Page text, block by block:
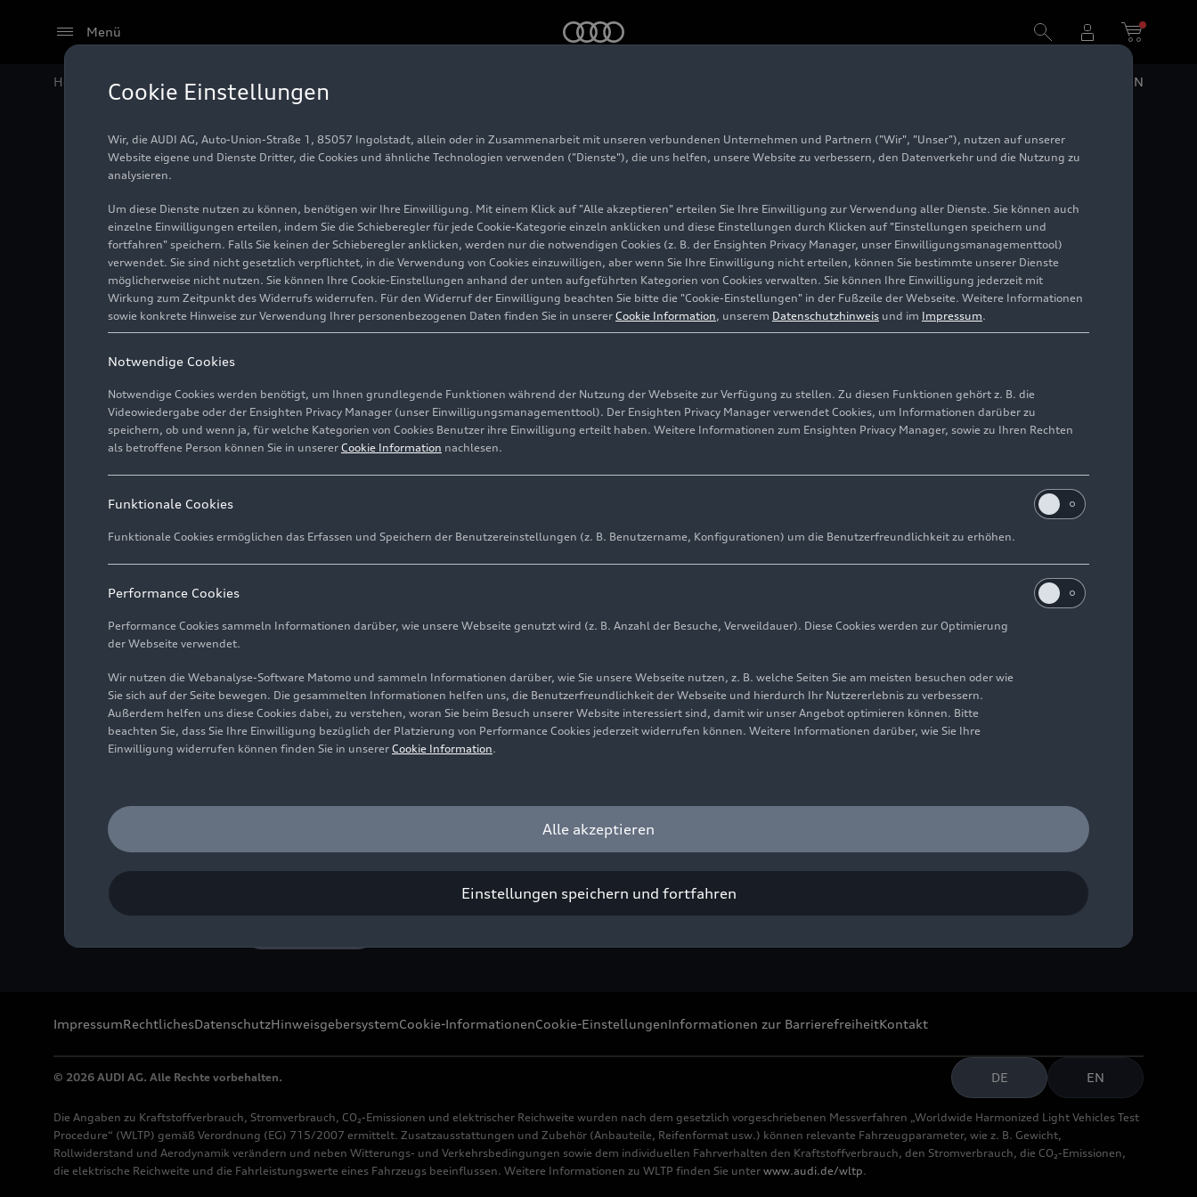
Menü
Home Audi Media Center Fotos EN
Audi S3 Sportback
Foto 23.05.2024
ImpressumRechtlichesDatenschutzHinweisgebersystemCookie-InformationenCookie-EinstellungenInformationen zur BarrierefreiheitKontakt
© 2026 AUDI AG. Alle Rechte vorbehalten. DE EN
Die Angaben zu Kraftstoffverbrauch, Stromverbrauch, CO₂-Emissionen und elektrischer Reichweite wurden nach dem gesetzlich vorgeschriebenen Messverfahren „Worldwide Harmonized Light Vehicles Test
Procedure“ (WLTP) gemäß Verordnung (EG) 715/2007 ermittelt. Zusatzausstattungen und Zubehör (Anbauteile, Reifenformat usw.) können relevante Fahrzeugparameter, wie z. B. Gewicht,
Rollwiderstand und Aerodynamik verändern und neben Witterungs- und Verkehrsbedingungen sowie dem individuellen Fahrverhalten den Kraftstoffverbrauch, den Stromverbrauch, die CO₂-Emissionen,
die elektrische Reichweite und die Fahrleistungswerte eines Fahrzeugs beeinflussen. Weitere Informationen zu WLTP finden Sie unter www.audi.de/wltp.
Cookie Einstellungen
Wir, die AUDI AG, Auto-Union-Straße 1, 85057 Ingolstadt, allein oder in Zusammenarbeit mit unseren verbundenen Unternehmen und Partnern ("Wir", "Unser"), nutzen auf unserer
Website eigene und Dienste Dritter, die Cookies und ähnliche Technologien verwenden ("Dienste"), die uns helfen, unsere Website zu verbessern, den Datenverkehr und die Nutzung zu
analysieren.
Um diese Dienste nutzen zu können, benötigen wir Ihre Einwilligung. Mit einem Klick auf "Alle akzeptieren" erteilen Sie Ihre Einwilligung zur Verwendung aller Dienste. Sie können auch
einzelne Einwilligungen erteilen, indem Sie die Schieberegler für jede Cookie-Kategorie einzeln anklicken und diese Einstellungen durch Klicken auf "Einstellungen speichern und
fortfahren" speichern. Falls Sie keinen der Schieberegler anklicken, werden nur die notwendigen Cookies (z. B. der Ensighten Privacy Manager, unser Einwilligungsmanagementtool)
verwendet. Sie sind nicht gesetzlich verpflichtet, in die Verwendung von Cookies einzuwilligen, aber wenn Sie Ihre Einwilligung nicht erteilen, können Sie bestimmte unserer Dienste
möglicherweise nicht nutzen. Sie können Ihre Cookie-Einstellungen anhand der unten aufgeführten Kategorien von Cookies verwalten. Sie können Ihre Einwilligung jederzeit mit
Wirkung zum Zeitpunkt des Widerrufs widerrufen. Für den Widerruf der Einwilligung beachten Sie bitte die "Cookie-Einstellungen" in der Fußzeile der Webseite. Weitere Informationen
sowie konkrete Hinweise zur Verwendung Ihrer personenbezogenen Daten finden Sie in unserer Cookie Information, unserem Datenschutzhinweis und im Impressum.
Notwendige Cookies
Notwendige Cookies werden benötigt, um Ihnen grundlegende Funktionen während der Nutzung der Webseite zur Verfügung zu stellen. Zu diesen Funktionen gehört z. B. die
Videowiedergabe oder der Ensighten Privacy Manager (unser Einwilligungsmanagementtool). Der Ensighten Privacy Manager verwendet Cookies, um Informationen darüber zu
speichern, ob und wenn ja, für welche Kategorien von Cookies Benutzer ihre Einwilligung erteilt haben. Weitere Informationen zum Ensighten Privacy Manager, sowie zu Ihren Rechten
als betroffene Person können Sie in unserer Cookie Information nachlesen.
Funktionale Cookies
Funktionale Cookies ermöglichen das Erfassen und Speichern der Benutzereinstellungen (z. B. Benutzername, Konfigurationen) um die Benutzerfreundlichkeit zu erhöhen.
Performance Cookies
Performance Cookies sammeln Informationen darüber, wie unsere Webseite genutzt wird (z. B. Anzahl der Besuche, Verweildauer). Diese Cookies werden zur Optimierung
der Webseite verwendet.
Wir nutzen die Webanalyse-Software Matomo und sammeln Informationen darüber, wie Sie unsere Webseite nutzen, z. B. welche Seiten Sie am meisten besuchen oder wie
Sie sich auf der Seite bewegen. Die gesammelten Informationen helfen uns, die Benutzerfreundlichkeit der Webseite und hierdurch Ihr Nutzererlebnis zu verbessern.
Außerdem helfen uns diese Cookies dabei, zu verstehen, woran Sie beim Besuch unserer Website interessiert sind, damit wir unser Angebot optimieren können. Bitte
beachten Sie, dass Sie Ihre Einwilligung bezüglich der Platzierung von Performance Cookies jederzeit widerrufen können. Weitere Informationen darüber, wie Sie Ihre
Einwilligung widerrufen können finden Sie in unserer Cookie Information.
Alle akzeptieren
Einstellungen speichern und fortfahren